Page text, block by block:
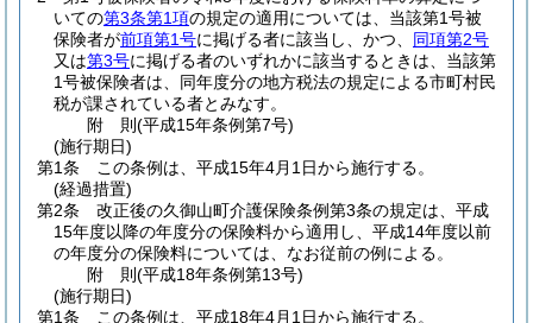
いての第3条第1項の規定の適用については、当該第1号被
保険者が前項第1号に掲げる者に該当し、かつ、 同項第2号
又は第3号に掲げる者のいずれかに該当するときは、当該第
1号被保険者は、同年度分の地方税法の規定による市町村民
税が課されている者とみなす。
附 則(平成15年条例第7号)
(施行期日)
第1条
この条例は、平成15年4月1日から施行する。
(経過措置)
第2条
改正後の久御山町介護保険条例第3条の規定は、平成
15年度以降の年度分の保険料から適用し、平成14年度以前
の年度分の保険料については、なお従前の例による。
附 則(平成18年条例第13号)
(施行期日)
第1条
この条例は、平成18年4月1日から施行する。